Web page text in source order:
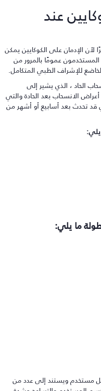
عند
الإدمان على الكوكايين يمكن
عمومًا بالمرور من
للإشراف الطبي المتكامل.
الحاد ، الذي يشير إلى
الانسحاب بعد الحادة والتي
تحدث بعد أسابيع أو أشهر من
ما يلي:
مستخدم ويستند إلى عدد من